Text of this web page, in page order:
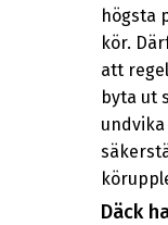
högsta
kör.
att
byta ut
Däck